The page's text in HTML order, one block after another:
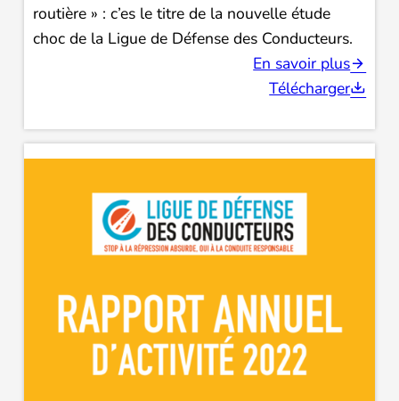
routière » : c’es le titre de la nouvelle étude
choc de la Ligue de Défense des Conducteurs.
En savoir plus
Télécharger